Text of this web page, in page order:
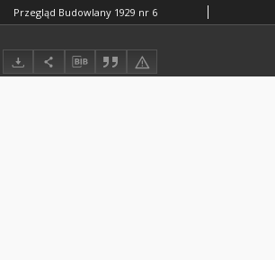
Przegląd Budowlany 1929 nr 6